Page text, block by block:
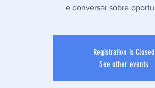
e conversar sobre
Registration is Closed
See other events